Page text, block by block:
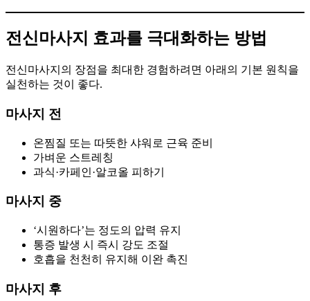
전신마사지 효과를 극대화하는 방법
전신마사지의 장점을 최대한 경험하려면 아래의 기본 원칙을
실천하는 것이 좋다.
마사지 전
온찜질 또는 따뜻한 샤워로 근육 준비
가벼운 스트레칭
과식·카페인·알코올 피하기
마사지 중
‘시원하다’는 정도의 압력 유지
통증 발생 시 즉시 강도 조절
호흡을 천천히 유지해 이완 촉진
마사지 후